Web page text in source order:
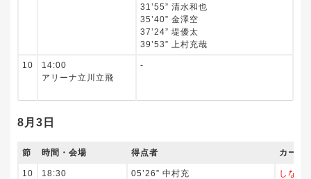
31’55” 清水和也
35’40” 金澤空
37’24” 堤優太
39’53” 上村充哉
10
14:00
アリーナ立川立飛
‐
8月3日
節 時間・会場 得点者 カード
10
18:30
05’26” 中村充
しなが